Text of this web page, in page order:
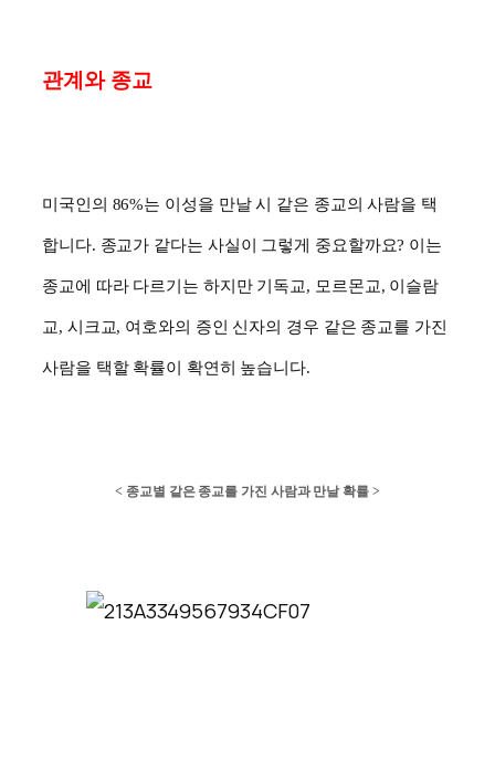
관계와 종교
미국인의 86%는 이성을 만날 시 같은 종교의 사람을 택
합니다. 종교가 같다는 사실이 그렇게 중요할까요? 이는
종교에 따라 다르기는 하지만 기독교, 모르몬교, 이슬람
교, 시크교, 여호와의 증인 신자의 경우 같은 종교를 가진
사람을 택할 확률이 확연히 높습니다.
< 종교별 같은 종교를 가진 사람과 만날 확률 >